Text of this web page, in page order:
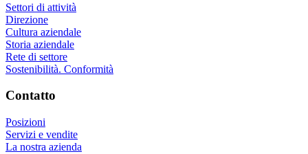
Settori di attività
Direzione
Cultura aziendale
Storia aziendale
Rete di settore
Sostenibilità. Conformità
Contatto
Posizioni
Servizi e vendite
La nostra azienda